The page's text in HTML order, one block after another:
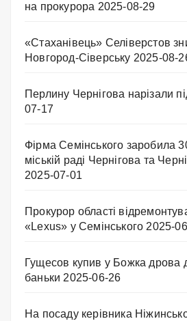
на прокурора 2025-08-29
«Стаханівець» Селіверстов
Новгород-Сіверську 2025-08-
Перлину Чернігова нарізали
07-17
Фірма Семінського заробила
міській раді Чернігова та
2025-07-01
Прокурор області
«Lexus» у Семінського 2025-
Гущесов купив у Божка дрова
баньки 2025-06-26
На посаду керівника